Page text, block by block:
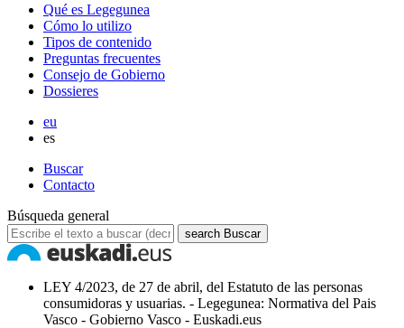
Qué es Legegunea
Cómo lo utilizo
Tipos de contenido
Preguntas frecuentes
Consejo de Gobierno
Dossieres
eu
es
Buscar
Contacto
Búsqueda general
search Buscar
LEY 4/2023, de 27 de abril, del Estatuto de las personas
consumidoras y usuarias. - Legegunea: Normativa del Pais
Vasco - Gobierno Vasco - Euskadi.eus